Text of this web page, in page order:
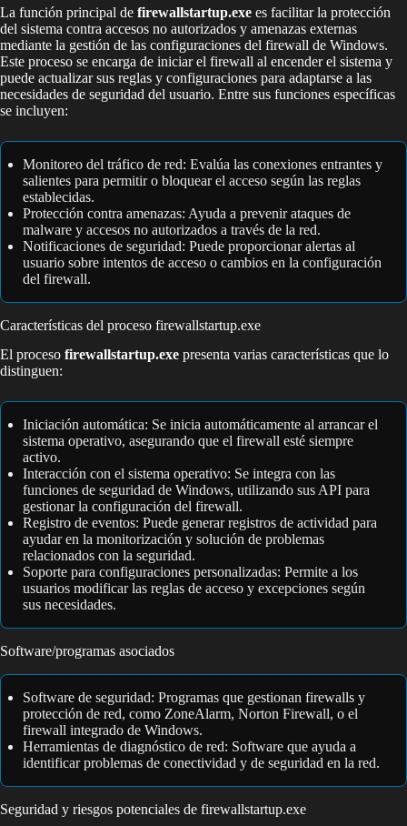
La función principal de firewallstartup.exe es facilitar la protección
del sistema contra accesos no autorizados y amenazas externas
mediante la gestión de las configuraciones del firewall de Windows.
Este proceso se encarga de iniciar el firewall al encender el sistema y
puede actualizar sus reglas y configuraciones para adaptarse a las
necesidades de seguridad del usuario. Entre sus funciones específicas
se incluyen:
Monitoreo del tráfico de red: Evalúa las conexiones entrantes y
salientes para permitir o bloquear el acceso según las reglas
establecidas.
Protección contra amenazas: Ayuda a prevenir ataques de
malware y accesos no autorizados a través de la red.
Notificaciones de seguridad: Puede proporcionar alertas al
usuario sobre intentos de acceso o cambios en la configuración
del firewall.
Características del proceso firewallstartup.exe
El proceso firewallstartup.exe presenta varias características que lo
distinguen:
Iniciación automática: Se inicia automáticamente al arrancar el
sistema operativo, asegurando que el firewall esté siempre
activo.
Interacción con el sistema operativo: Se integra con las
funciones de seguridad de Windows, utilizando sus API para
gestionar la configuración del firewall.
Registro de eventos: Puede generar registros de actividad para
ayudar en la monitorización y solución de problemas
relacionados con la seguridad.
Soporte para configuraciones personalizadas: Permite a los
usuarios modificar las reglas de acceso y excepciones según
sus necesidades.
Software/programas asociados
Software de seguridad: Programas que gestionan firewalls y
protección de red, como ZoneAlarm, Norton Firewall, o el
firewall integrado de Windows.
Herramientas de diagnóstico de red: Software que ayuda a
identificar problemas de conectividad y de seguridad en la red.
Seguridad y riesgos potenciales de firewallstartup.exe